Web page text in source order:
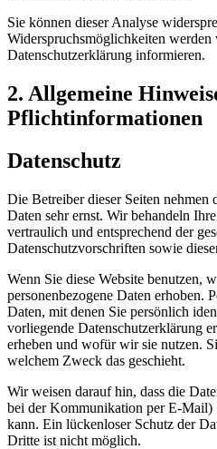
Sie können dieser Analyse
Widerspruchsmöglichkeiten werden
Datenschutzerklärung informieren.
2. Allgemeine
Pflichtinformationen
Datenschutz
Die Betreiber dieser Seiten nehmen
Daten sehr ernst. Wir behandeln
vertraulich und entsprechend der
Datenschutzvorschriften sowie
Wenn Sie diese Website benutzen,
personenbezogene Daten erhoben.
Daten, mit denen Sie persönlich
vorliegende Datenschutzerklärung
erheben und wofür wir sie nutzen.
welchem Zweck das geschieht.
Wir weisen darauf hin, dass die
bei der Kommunikation per E-Mail)
kann. Ein lückenloser Schutz der
Dritte ist nicht möglich.